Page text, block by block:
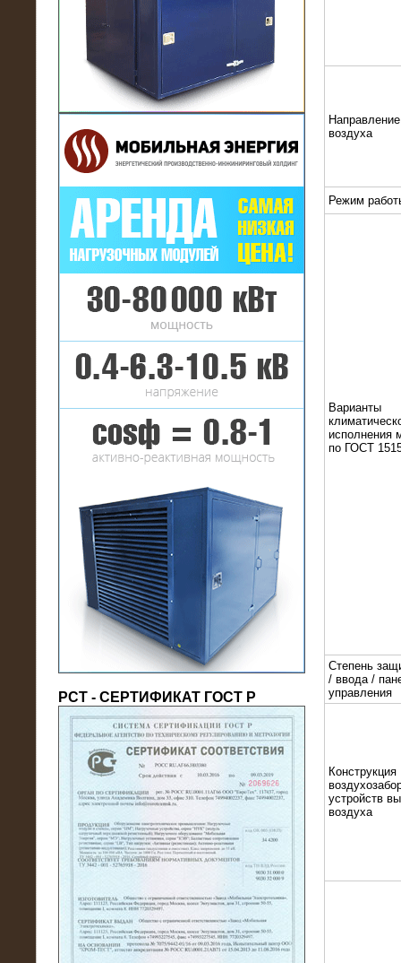
Комплектная трансформаторная
подстанция 6 МВА (морское
исполнение, IP56)
16.01.2017
Аренда нагрузочного комплекса 22
МВт (10 кВ) на газовое
месторождение
17.10.2016
Резистивный высоковольтный
нагрузочный модуль 5 МВт
(напряжение 6/10 кВ)
21.08.2016
На производственное предприятие
модули 20 МВт (0,4 кВ)
РСТ - СЕРТИФИКАТ ГОСТ Р
воздуха
Режим
Варианты
исполнения
по ГОСТ
Степень
/ ввода /
управления
Конструкция
устройств
воздуха